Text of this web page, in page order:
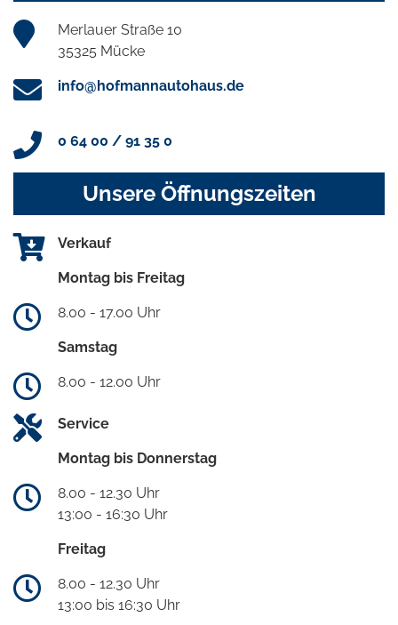
Merlauer Straße 10
35325 Mücke
info@hofmannautohaus.de
0 64 00 / 91 35 0
Unsere Öffnungszeiten
Verkauf
Montag bis Freitag
8.00 - 17.00 Uhr
Samstag
8.00 - 12.00 Uhr
Service
Montag bis Donnerstag
8.00 - 12.30 Uhr
13:00 - 16:30 Uhr
Freitag
8.00 - 12.30 Uhr
13:00 bis 16:30 Uhr